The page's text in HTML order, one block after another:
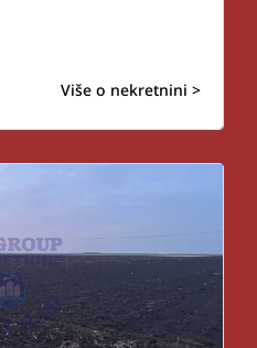
Više o nekretnini >